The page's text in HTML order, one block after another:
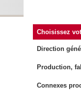
Choisissez
Direction
Production,
Connexes